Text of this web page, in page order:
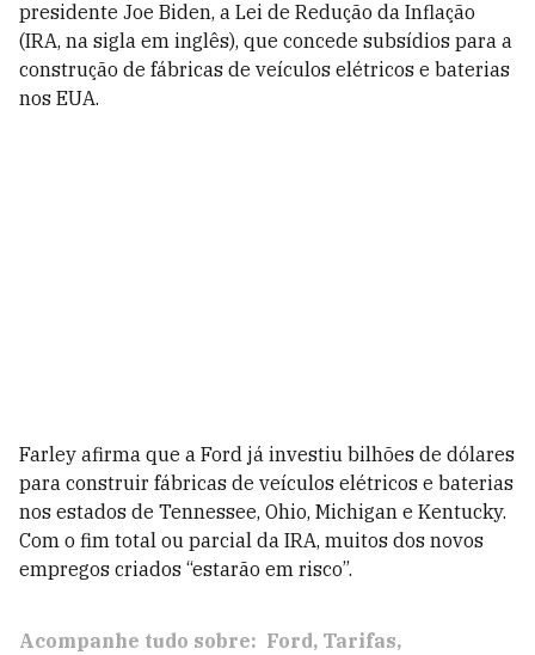
presidente Joe Biden, a Lei de Redução da Inflação
(IRA, na sigla em inglês), que concede subsídios para a
construção de fábricas de veículos elétricos e baterias
nos EUA.
Farley afirma que a Ford já investiu bilhões de dólares
para construir fábricas de veículos elétricos e baterias
nos estados de Tennessee, Ohio, Michigan e Kentucky.
Com o fim total ou parcial da IRA, muitos dos novos
empregos criados “estarão em risco”.
Acompanhe tudo sobre: Ford Tarifas